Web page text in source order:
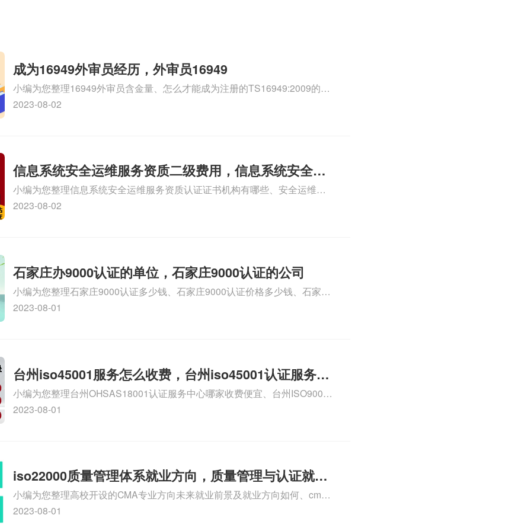
成为16949外审员经历，外审员16949
小编为您整理16949外审员含金量、怎么才能成为注册的TS16949:2009的外
审员、我也想16949外审员，不过不了解具体情况、iso9000外审员、
2023-08-02
信息系统安全运维服务资质二级费用，信息系统安全运
维服务资质二级
小编为您整理信息系统安全运维服务资质认证证书机构有哪些、安全运维服
务资质的费用是多少啊、安全运维服务资质哪家便宜、安全运维服务资质认
2023-08-02
石家庄办9000认证的单位，石家庄9000认证的公司
小编为您整理石家庄9000认证多少钱、石家庄9000认证价格多少钱、石家庄
9000认证大概多少钱、石家庄9000认证价格贵吗、石家庄9000认证费用大概
2023-08-01
台州iso45001服务怎么收费，台州iso45001认证服务怎
么收费
小编为您整理台州OHSAS18001认证服务中心哪家收费便宜、台州ISO9000
认证，哪个咨询公司服务好、台州CE认证,台州机械机电CE认证、CE认证怎
2023-08-01
iso22000质量管理体系就业方向，质量管理与认证就业
方向
小编为您整理高校开设的CMA专业方向未来就业前景及就业方向如何、cma
就业方向有哪些、国际质量认证专业的就业方向、cpa和cma未来就业方向、
2023-08-01